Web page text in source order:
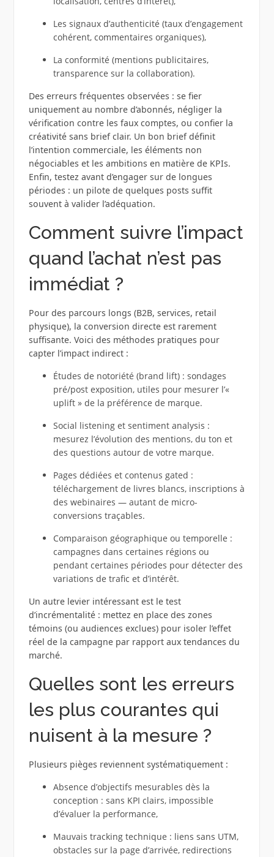
Les signaux d’authenticité (taux d’engagement
cohérent, commentaires organiques),
La conformité (mentions publicitaires,
transparence sur la collaboration).
Des erreurs fréquentes observées : se fier
uniquement au nombre d’abonnés, négliger la
vérification contre les faux comptes, ou confier la
créativité sans brief clair. Un bon brief définit
l’intention commerciale, les éléments non
négociables et les ambitions en matière de KPIs.
Enfin, testez avant d’engager sur de longues
périodes : un pilote de quelques posts suffit
souvent à valider l’adéquation.
Comment suivre l’impact
quand l’achat n’est pas
immédiat ?
Pour des parcours longs (B2B, services, retail
physique), la conversion directe est rarement
suffisante. Voici des méthodes pratiques pour
capter l’impact indirect :
Études de notoriété (brand lift) : sondages
pré/post exposition, utiles pour mesurer l’«
uplift » de la préférence de marque.
Social listening et sentiment analysis :
mesurez l’évolution des mentions, du ton et
des questions autour de votre marque.
Pages dédiées et contenus gated :
téléchargement de livres blancs, inscriptions à
des webinaires — autant de micro-
conversions traçables.
Comparaison géographique ou temporelle :
campagnes dans certaines régions ou
pendant certaines périodes pour détecter des
variations de trafic et d’intérêt.
Un autre levier intéressant est le test
d’incrémentalité : mettez en place des zones
témoins (ou audiences exclues) pour isoler l’effet
réel de la campagne par rapport aux tendances du
marché.
Quelles sont les erreurs
les plus courantes qui
nuisent à la mesure ?
Plusieurs pièges reviennent systématiquement :
Absence d’objectifs mesurables dès la
conception : sans KPI clairs, impossible
d’évaluer la performance,
Mauvais tracking technique : liens sans UTM,
obstacles sur la page d’arrivée, redirections